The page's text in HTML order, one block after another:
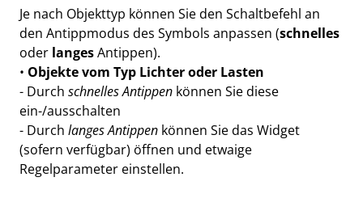
Je nach Objekttyp können Sie den Schaltbefehl an
den Antippmodus des Symbols anpassen (schnelles
oder langesAntippen).
• Objekte vom Typ Lichter oder Lasten
- Durch schnelles Antippen können Sie diese
ein-/ausschalten
- Durch langes Antippen können Sie das Widget
(sofern verfügbar) öffnen und etwaige
Regelparameter einstellen.